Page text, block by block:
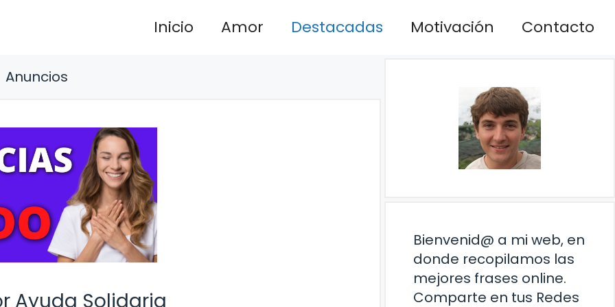
Inicio Amor Destacadas Motivación Contacto
Anuncios
Ayuda Solidaria
Bienvenid@ a mi web, en
donde recopilamos las
mejores frases online.
Comparte en tus Redes